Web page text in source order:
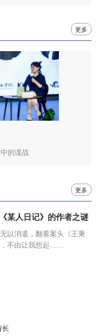
更多
的谍战
更多
某人日记》的作者之谜
以消遣，翻看案头《王秉
，不由让我想起……
长